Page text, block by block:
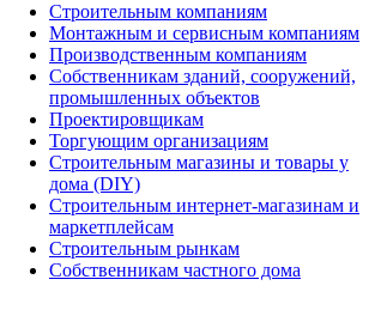
Строительным компаниям
Монтажным и сервисным компаниям
Производственным компаниям
Собственникам зданий, сооружений,
промышленных объектов
Проектировщикам
Торгующим организациям
Строительным магазины и товары у
дома (DIY)
Строительным интернет-магазинам и
маркетплейсам
Строительным рынкам
Собственникам частного дома